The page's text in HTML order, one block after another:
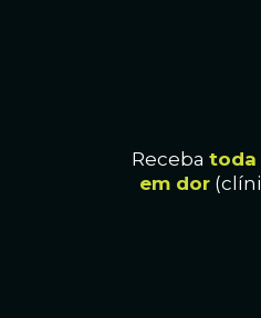
Recebatoda
em dor